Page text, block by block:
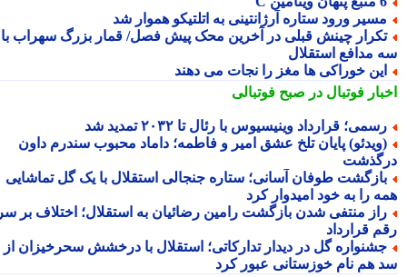
ورود ستاره آرژانتینی به اتلتیکو هموار شد
چینش قبلی در آخرین محک پیش فصل/ قمار بزرگ سهراب با
مدافع استقلال
خوراکی ها مغز را نجات می دهند
فوتبال در صبح فوتبالی
قرارداد وینیسیوس با رئال تا ۲۰۳۲ تمدید شد
پایان تلخ عشق امیر و فاطمه؛ داماد محبوب سندرم داون
طوفان آسانی؛ ستاره جنجالی استقلال با یک گل تماشایی
را به خود امیدوار کرد
منتفی شدن بازگشت رامین رضائیان به استقلال؛ اختلاف بر سر
قرارداد
گل در دیدار تدارکاتی؛ استقلال با درخشش سحرخیزان از
هم نام خوزستانی عبور کرد